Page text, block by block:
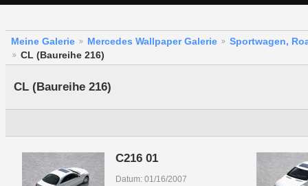
Meine Galerie Mercedes Wallpaper Galerie
Sportwagen,
CL (Baureihe 216)
CL (Baureihe 216)
C216 01
Datum: 01/16/2007